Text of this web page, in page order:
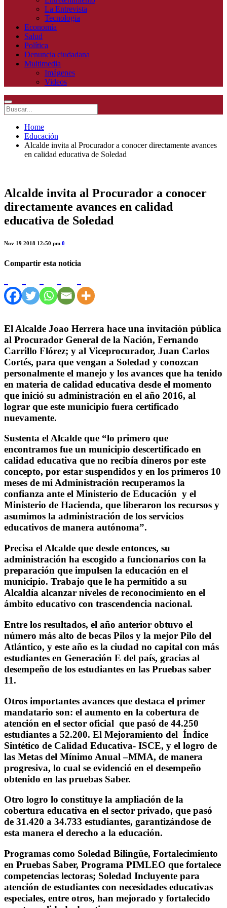
La Entrevista
Tecnologia
Economía
Salud
Política
Denuncia ciudadana
Multimedia
Imágenes
Videos
Home
Educación
Alcalde invita al Procurador a conocer directamente avances
en calidad educativa de Soledad
Alcalde invita al Procurador a conocer
directamente avances en calidad
educativa de Soledad
Nov 19 2018 12:50 pm 0
Compartir esta noticia
El Alcalde Joao Herrera hace una invitación pública
al Procurador General de la Nación, Fernando
Carrillo Flórez; y al Viceprocurador, Juan Carlos
Cortés, para que vengan a Soledad y conozcan
personalmente el manejo y los avances que ha tenido
en materia de calidad educativa desde el momento
que inició su administración en el año 2016, al
lograr que este municipio fuera certificado
nuevamente.
Sustenta el Alcalde que “lo primero que
encontramos fue un municipio descertificado en
calidad educativa que no recibía dineros por este
concepto, por estar suspendidos y en los primeros 10
meses de mi Administración recuperamos la
confianza ante el Ministerio de Educación y el
Ministerio de Hacienda, que liberaron los recursos y
asumimos la administración de los servicios
educativos de manera autónoma”.
Precisa el Alcalde que desde entonces, su
administración ha escogido a funcionarios con la
preparación que impulsen la educación en el
municipio. Trabajo que le ha permitido a su
Alcaldía alcanzar niveles de reconocimiento en el
ámbito educativo con trascendencia nacional.
Entre los resultados, el año anterior obtuvo el
número más alto de becas Pilos y la mejor Pilo del
Atlántico, y este año es la ciudad no capital con más
estudiantes en Generación E del país, gracias al
desempeño de los estudiantes en las Pruebas saber
11.
Otros importantes avances que destaca el primer
mandatario son: el aumento en la cobertura de
atención en el sector oficial que pasó de 44.250
estudiantes a 52.200. El Mejoramiento del Índice
Sintético de Calidad Educativa- ISCE, y el logro de
las Metas del Mínimo Anual –MMA, de manera
progresiva, lo cual se evidenció en el desempeño
obtenido en las pruebas Saber.
Otro logro lo constituye la ampliación de la
cobertura educativa en el sector privado, que pasó
de 31.420 a 34.733 estudiantes, garantizándose de
esta manera el derecho a la educación.
Programas como Soledad Bilingüe, Fortalecimiento
en Pruebas Saber, Programa PIMLEO que fortalece
competencias lectoras; Soledad Incluyente para
atención de estudiantes con necesidades educativas
especiales, entre otros, han mejorado y fortalecido